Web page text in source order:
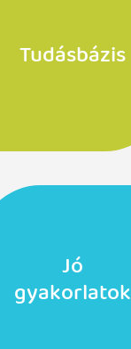
Tudásbázis
Jó
gyakorlatok